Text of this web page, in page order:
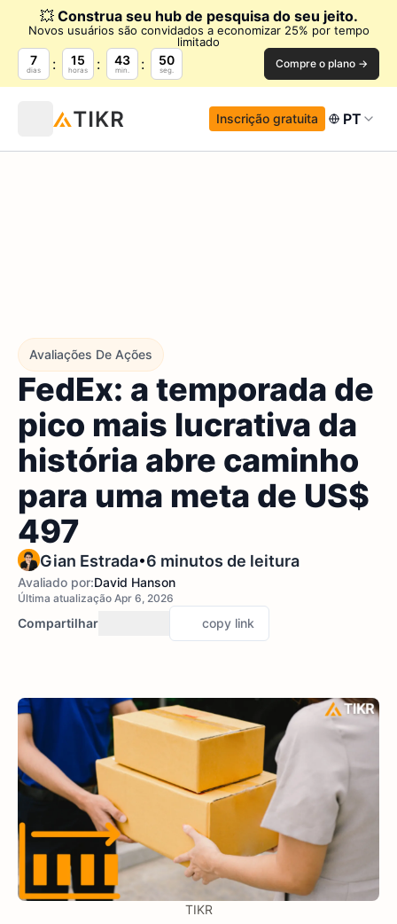
💥 Construa seu hub de pesquisa do seu jeito.
Novos usuários são convidados a economizar 25% por tempo
limitado
7
dias
15
horas
43
min.
49
seg. Compre o plano →
Inscrição gratuita PT
Avaliações De Ações
FedEx: a temporada de
pico mais lucrativa da
história abre caminho
para uma meta de US$
497
Gian Estrada•6 minutos de leitura
Avaliado por:David Hanson
Última atualização Apr 6, 2026
Compartilhar copy link
TIKR